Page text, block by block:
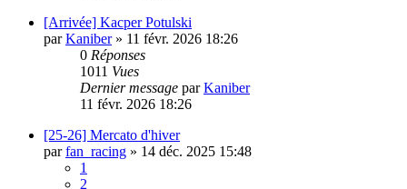
[Arrivée] Kacper Potulski
parKaniber» 11 févr. 2026 18:26
0 Réponses
1011 Vues
Dernier message parKaniber
11 févr. 2026 18:26
[25-26] Mercato d'hiver
parfan_racing » 14 déc. 2025 15:48
1
2